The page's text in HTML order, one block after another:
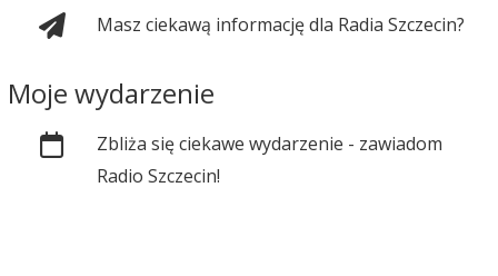
Masz ciekawą informację dla Radia Szczecin?
Moje wydarzenie
Zbliża się ciekawe wydarzenie - zawiadom
Radio Szczecin!